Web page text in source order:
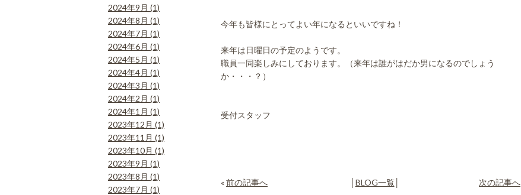
今年も皆様にとってよい年になるといいですね！
来年は日曜日の予定のようです。
職員一同楽しみにしております。（来年は誰がはだか男になるのでしょう
か・・・？）
受付スタッフ
«前の記事へ BLOG一覧│ 次の記事へ
2024年9月 (1)
2024年8月 (1)
2024年7月 (1)
2024年6月 (1)
2024年5月 (1)
2024年4月 (1)
2024年3月 (1)
2024年2月 (1)
2024年1月 (1)
2023年12月 (1)
2023年11月 (1)
2023年10月 (1)
2023年9月 (1)
2023年8月 (1)
2023年7月 (1)